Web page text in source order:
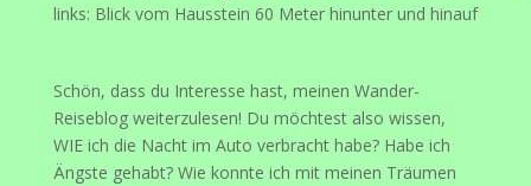
links: Blick vom Hausstein 60 Meter hinunter und hinauf
Schön, dass du Interesse hast, meinen Wander-
Reiseblog weiterzulesen! Du möchtest also wissen,
WIE ich die Nacht im Auto verbracht habe? Habe ich
Ängste gehabt? Wie konnte ich mit meinen Träumen